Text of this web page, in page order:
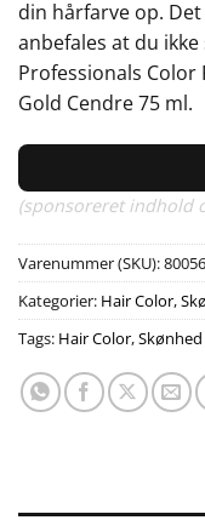
din hårfarve op.
anbefales at du
Professionals Color
Gold Cendre 75 ml.
(sponsoreret indhold
Varenummer (SKU):
Kategorier: Hair Color,
Tags: Hair Color,Skønhed